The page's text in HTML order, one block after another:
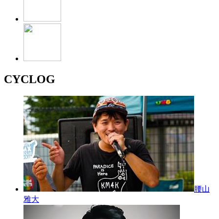
CYCLOG
腰山
雅大